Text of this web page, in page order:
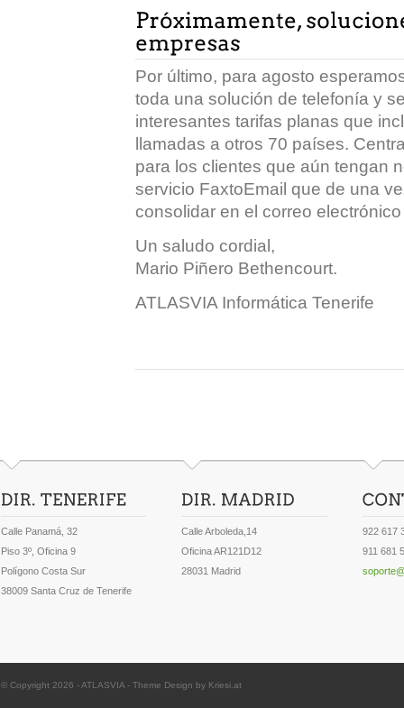
Por último, para agosto
toda una solución de telefonía y
interesantes tarifas planas que
llamadas a otros 70 países.
para los clientes que aún tengan
servicio FaxtoEmail que de una
consolidar en el correo
Un saludo cordial,
Mario Piñero Bethencourt.
ATLASVIA Informática Tenerife
Calle Panamá, 32
Piso 3º, Oficina 9
Polígono Costa Sur
38009 Santa Cruz de Tenerife
Calle Arboleda,14
Oficina AR121D12
28031 Madrid
922 617
911 681
© Copyright 2026 -ATLASVIA - Theme Design by Kriesi.at